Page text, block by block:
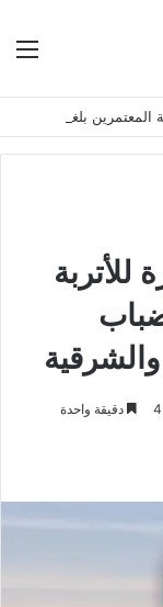
للأتربة
ضباب
4 دقيقة واحدة